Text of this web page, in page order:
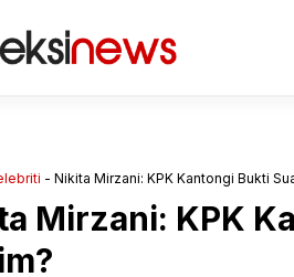
- Nikita Mirzani: KPK Kantongi Bukti
Mirzani: KPK